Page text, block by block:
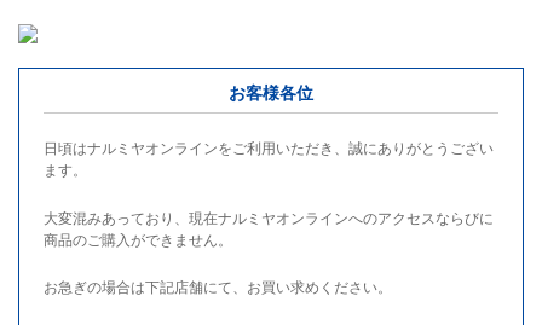
お客様各位
日頃はナルミヤオンラインをご利用いただき、誠にありがとうござい
ます。
大変混みあっており、現在ナルミヤオンラインへのアクセスならびに
商品のご購入ができません。
お急ぎの場合は下記店舗にて、お買い求めください。